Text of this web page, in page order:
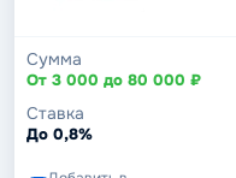
Сумма
От 3 000 до 80 000 ₽
Ставка
До 0,8%